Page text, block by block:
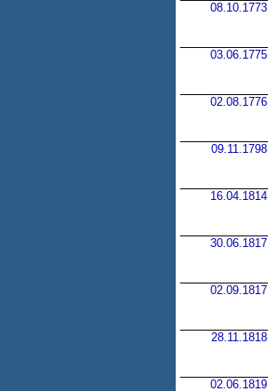
08.10.1773
03.06.1775
02.08.1776
09.11.1798
16.04.1814
30.06.1817
02.09.1817
28.11.1818
02.06.1819